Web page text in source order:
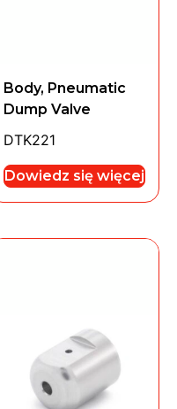
Body, Pneumatic
Dump Valve
DTK221
Dowiedz się więcej